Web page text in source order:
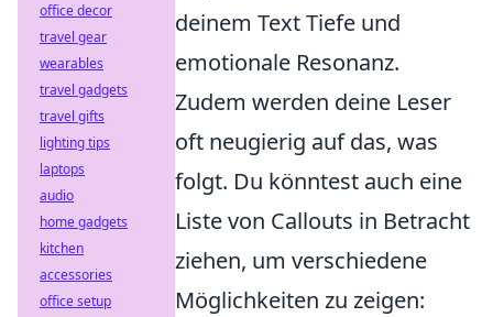
deinem Text Tiefe und
emotionale Resonanz.
Zudem werden deine Leser
oft neugierig auf das, was
folgt. Du könntest auch eine
Liste von Callouts in Betracht
ziehen, um verschiedene
Möglichkeiten zu zeigen:
office decor
travel gear
wearables
travel gadgets
travel gifts
lighting tips
laptops
audio
home gadgets
kitchen
accessories
office setup